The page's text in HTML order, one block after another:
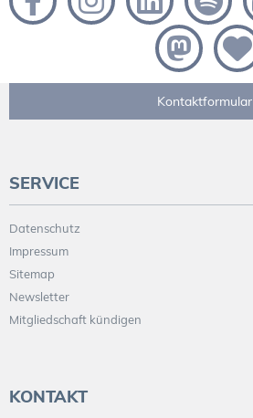
Kontaktformular
SERVICE
Datenschutz
Impressum
Sitemap
Newsletter
Mitgliedschaft kündigen
KONTAKT